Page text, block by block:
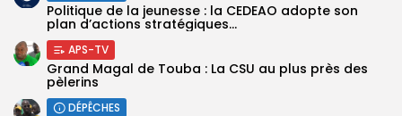
Politique de la jeunesse : la CEDEAO adopte son
plan d’actions stratégiques...
APS-TV
Grand Magal de Touba : La CSU au plus près des
pèlerins
DÉPÊCHES